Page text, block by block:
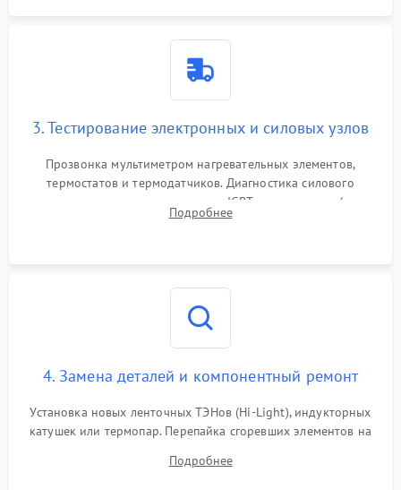
3. Тестирование электронных и силовых узлов
Прозвонка мультиметром нагревательных элементов,
термостатов и термодатчиков. Диагностика силового
модуля, реле, диодных мостов и IGBT-транзисторов (для
индукции). Проверка кранов и газ-контроля (для газовых
Подробнее
4. Замена деталей и компонентный ремонт
Установка новых ленточных ТЭНов (Hi-Light), индукторных
катушек или термопар. Перепайка сгоревших элементов на
дорожек. Очистка контактов и замена поврежденной
Подробнее